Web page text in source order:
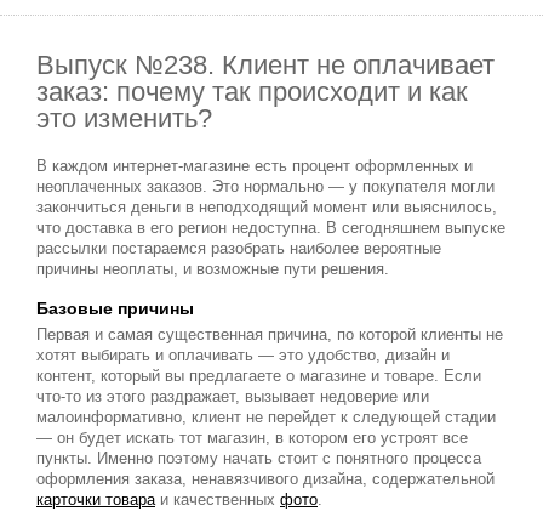
Выпуск №238. Клиент не оплачивает
заказ: почему так происходит и как
это изменить?
В каждом интернет-магазине есть процент оформленных и
неоплаченных заказов. Это нормально — у покупателя могли
закончиться деньги в неподходящий момент или выяснилось,
что доставка в его регион недоступна. В сегодняшнем выпуске
рассылки постараемся разобрать наиболее вероятные
причины неоплаты, и возможные пути решения.
Базовые причины
Первая и самая существенная причина, по которой клиенты не
хотят выбирать и оплачивать — это удобство, дизайн и
контент, который вы предлагаете о магазине и товаре. Если
что-то из этого раздражает, вызывает недоверие или
малоинформативно, клиент не перейдет к следующей стадии
— он будет искать тот магазин, в котором его устроят все
пункты. Именно поэтому начать стоит с понятного процесса
оформления заказа, ненавязчивого дизайна, содержательной
карточки товараи качественных фото.